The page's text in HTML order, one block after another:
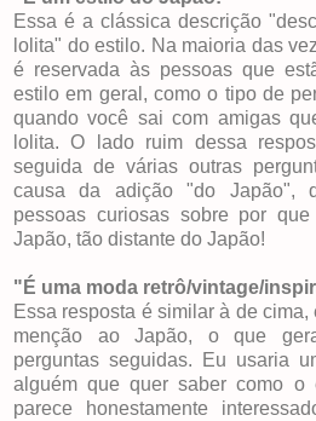
Essa é a clássica descrição
lolita" do estilo. Na maioria das
é reservada às pessoas que
estilo em geral, como o tipo de
quando você sai com amigas
lolita. O lado ruim dessa
seguida de várias outras
causa da adição "do Japão",
pessoas curiosas sobre por
Japão, tão distante do Japão!
"É uma moda retrô/vintage/
Essa resposta é similar à de
menção ao Japão, o que
perguntas seguidas. Eu usaria
alguém que quer saber como o
parece honestamente